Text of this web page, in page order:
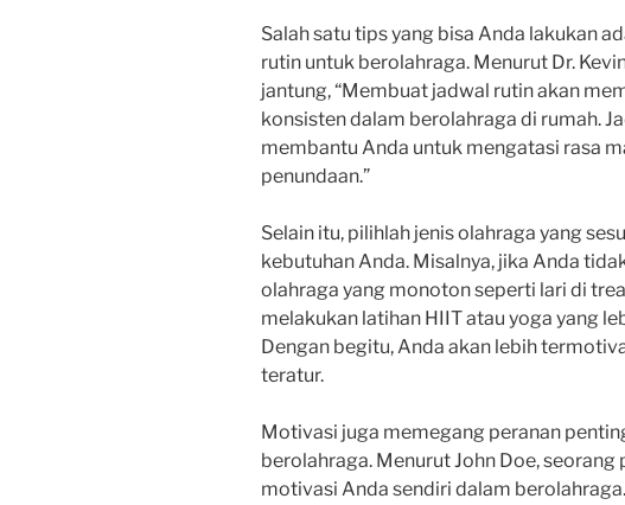
Salah satu tips yang bisa Anda lakukan
rutin untuk berolahraga. Menurut Dr.
jantung, “Membuat jadwal rutin akan
konsisten dalam berolahraga di rumah.
membantu Anda untuk mengatasi rasa
penundaan.”
Selain itu, pilihlah jenis olahraga yang
kebutuhan Anda. Misalnya, jika Anda
olahraga yang monoton seperti lari di
melakukan latihan HIIT atau yoga yang
Dengan begitu, Anda akan lebih
teratur.
Motivasi juga memegang peranan
berolahraga. Menurut John Doe, seorang
motivasi Anda sendiri dalam